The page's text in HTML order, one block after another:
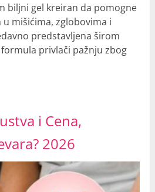
biljni gel kreiran da pomogne
mišićima, zglobovima i
predstavljena širom
privlači pažnju zbog
i Cena,
2026